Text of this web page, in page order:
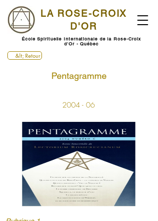
LA ROSE-CROIX
D'OR
École Spirituelle Internationale de la Rose-Croix
d'Or - Québec
&lt; Retour
Pentagramme
2004 - 06